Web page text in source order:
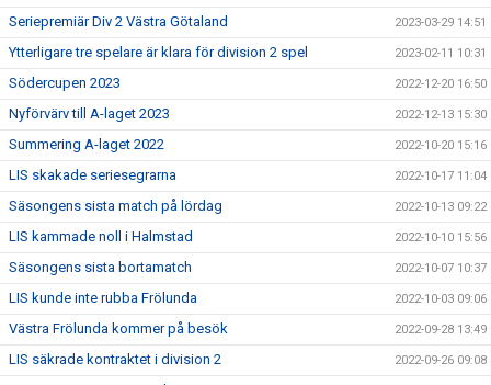
Seriepremiär Div 2 Västra Götaland 2023-03-29 14:51
Ytterligare tre spelare är klara för division 2 spel 2023-02-11 10:31
Södercupen 2023 2022-12-20 16:50
Nyförvärv till A-laget 2023 2022-12-13 15:30
Summering A-laget 2022 2022-10-20 15:16
LIS skakade seriesegrarna 2022-10-17 11:04
Säsongens sista match på lördag 2022-10-13 09:22
LIS kammade noll i Halmstad 2022-10-10 15:56
Säsongens sista bortamatch 2022-10-07 10:37
LIS kunde inte rubba Frölunda 2022-10-03 09:06
Västra Frölunda kommer på besök 2022-09-28 13:49
LIS säkrade kontraktet i division 2 2022-09-26 09:08